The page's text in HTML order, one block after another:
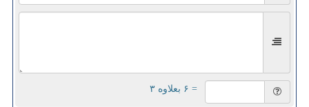
= ۶ بعلاوه ۳